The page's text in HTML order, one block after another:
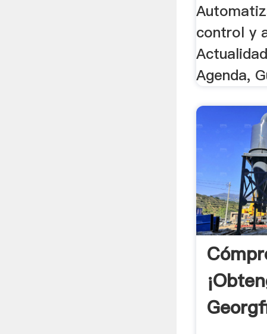
control y
Agenda,